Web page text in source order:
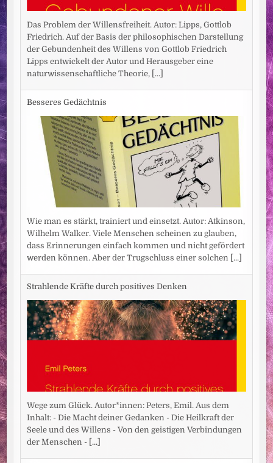
Das Problem der Willensfreiheit. Autor: Lipps, Gottlob
Friedrich. Auf der Basis der philosophischen Darstellung
der Gebundenheit des Willens von Gottlob Friedrich
Lipps entwickelt der Autor und Herausgeber eine
naturwissenschaftliche Theorie,
[...]
Besseres Gedächtnis
Wie man es stärkt, trainiert und einsetzt. Autor: Atkinson,
Wilhelm Walker. Viele Menschen scheinen zu glauben,
dass Erinnerungen einfach kommen und nicht gefördert
werden können. Aber der Trugschluss einer solchen
[...]
Strahlende Kräfte durch positives Denken
Wege zum Glück. Autor*innen: Peters, Emil. Aus dem
Inhalt: - Die Macht deiner Gedanken - Die Heilkraft der
Seele und des Willens - Von den geistigen Verbindungen
der Menschen -
[...]